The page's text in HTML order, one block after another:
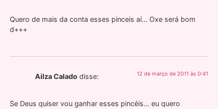
Quero de mais da conta esses pinceis aí… Oxe será bom
d+++
Ailza Calado disse: 12 de março de 2011 às 0:41
Se Deus quiser vou ganhar esses pincéis… eu quero